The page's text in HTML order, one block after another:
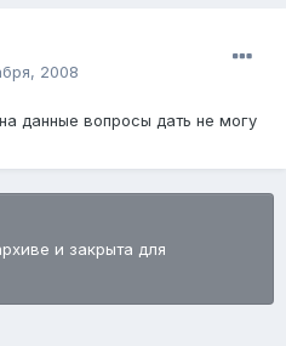
2008
данные вопросы дать не могу
и закрыта для